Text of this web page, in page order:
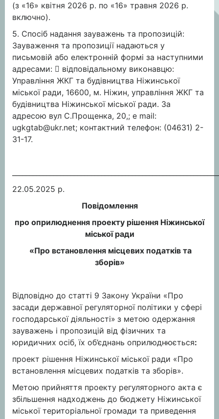
(з «16» квітня 2026 р. по «16» травня 2026 р.
включно).
5. Спосіб надання зауважень та пропозицій:
Зауваження та пропозиції надаються у
письмовій або електронній формі за наступними
адресами:  відповідальному виконавцю:
Управління ЖКГ та будівництва Ніжинської
міської ради, 16600, м. Ніжин, управління ЖКГ та
будівництва Ніжинської міської ради. За
адресою вул С.Прощенка, 20,; e mail:
ugkgtab@ukr.net; контактний телефон: (04631) 2-
31-17.
22.05.2025 р.
Повідомлення
про оприлюднення проекту рішення Ніжинської
міської ради
«Про встановлення місцевих податків та
зборів»
Відповідно до статті 9 Закону України «Про
засади державної регуляторної політики у сфері
господарської діяльності» з метою одержання
зауважень і пропозицій від фізичних та
юридичних осіб, їх об’єднань оприлюднюється:
проект рішення Ніжинської міської ради «Про
встановлення місцевих податків та зборів».
Метою прийняття проекту регуляторного акта є
збільшення надходжень до бюджету Ніжинської
міської територіальної громади та приведення